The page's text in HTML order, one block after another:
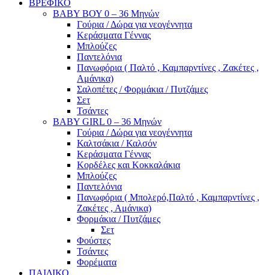
ΒΡΕΦΙΚΟ
ΒΑΒΥ ΒΟΥ 0 – 36 Μηνών
Γούρια / Δώρα για νεογέννητα
Κεράσματα Γέννας
Μπλούζες
Παντελόνια
Πανωφόρια ( Παλτό , Καμπαρντίνες , Ζακέτες ,
Αμάνικα)
Σαλοπέτες / Φορμάκια / Πυτζάμες
Σετ
Τσάντες
BABY GIRL 0 – 36 Μηνών
Γούρια / Δώρα για νεογέννητα
Καλτσάκια / Καλσόν
Κεράσματα Γέννας
Κορδέλες και Κοκκαλάκια
Μπλούζες
Παντελόνια
Πανωφόρια ( Μπολερό,Παλτό , Καμπαρντίνες ,
Ζακέτες , Αμάνικα)
Φορμάκια / Πυτζάμες
Σετ
Φούστες
Τσάντες
Φορέματα
ΠΑΙΔΙΚΟ